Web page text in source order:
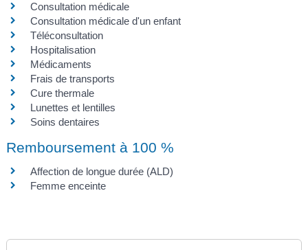
Consultation médicale
Consultation médicale d'un enfant
Téléconsultation
Hospitalisation
Médicaments
Frais de transports
Cure thermale
Lunettes et lentilles
Soins dentaires
Remboursement à 100 %
Affection de longue durée (ALD)
Femme enceinte